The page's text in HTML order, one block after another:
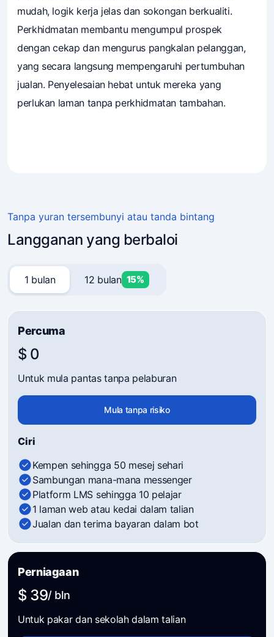
mudah, logik kerja jelas dan sokongan berkualiti.
Perkhidmatan membantu mengumpul prospek
dengan cekap dan mengurus pangkalan pelanggan,
yang secara langsung mempengaruhi pertumbuhan
jualan. Penyelesaian hebat untuk mereka yang
perlukan laman tanpa perkhidmatan tambahan.
Pemilik perniagaan mempercayai Mavibot
Tanpa yuran tersembunyi atau tanda bintang
Langganan yang berbaloi
1 bulan 12 bulan 15%
Percuma
$ 0
Untuk mula pantas tanpa pelaburan
Mula tanpa risiko
Ciri
Kempen sehingga 50 mesej sehari
Sambungan mana-mana messenger
Platform LMS sehingga 10 pelajar
1 laman web atau kedai dalam talian
Jualan dan terima bayaran dalam bot
Perniagaan
$ 39/ bln
Untuk pakar dan sekolah dalam talian